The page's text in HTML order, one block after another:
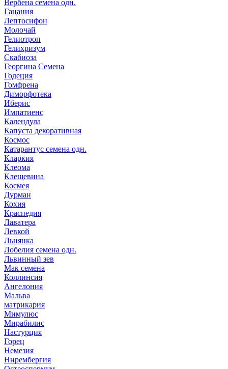
Вербена семена одн.
Гацания
Лептосифон
Молочай
Гелиотроп
Гелихризум
Скабиоза
Георгина Семена
Годеция
Гомфрена
Диморфотека
Иберис
Импатиенс
Календула
Капуста декоративная
Космос
Катарантус семена одн.
Кларкия
Клеома
Клещевина
Космея
Дурман
Кохия
Краспедия
Лаватера
Левкой
Льнянка
Лобелия семена одн.
Львинный зев
Мак семена
Коллинсия
Ангелония
Мальва
матрикария
Мимулюс
Мирабилис
Настурция
Горец
Немезия
Нирембергия